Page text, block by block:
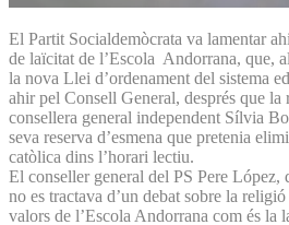
El Partit Socialdemòcrata va lamentar
de laïcitat de l’Escola Andorrana, que,
la nova Llei d’ordenament del sistema
ahir pel Consell General, després que la
consellera general independent Sílvia
seva reserva d’esmena que pretenia
catòlica dins l’horari lectiu.
El conseller general del PS Pere
no es tractava d’un debat sobre la
valors de l’Escola Andorrana com és la